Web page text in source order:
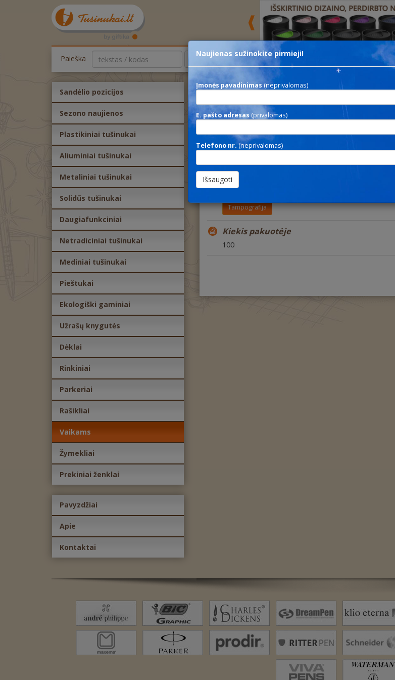
Paieška kategorija nesvarbi -spalva- -medžiaga-
Sandėlio pozicijos
Sezono naujienos
Plastikiniai tušinukai
Aliuminiai tušinukai
Metaliniai tušinukai
Solidūs tušinukai
Daugiafunkciniai
Netradiciniai tušinukai
Mediniai tušinukai
Pieštukai
Ekologiški gaminiai
Užrašų knygutės
Dėklai
Rinkiniai
Parkeriai
Rašikliai
Vaikams
Žymekliai
Prekiniai ženklai
Pavyzdžiai
Apie
Kontaktai
Aprašymas
6 dalių vaškinių kreidelių rinkinys.
5*9,5*1 cm
Dekoravimo technologija
Tampografija
Kiekis pakuotėje
100
Naujienas sužinokite pirmieji!
Įmonės pavadinimas (neprivalomas)
E. pašto adresas (privalomas)
Telefono nr.(neprivalomas)